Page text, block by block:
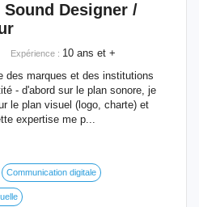
Sound Designer /
Expérience : 10 ans et +
des marques et des institutions
- d'abord sur le plan sonore, je
le plan visuel (logo, charte) et
expertise me p...
Communication digitale